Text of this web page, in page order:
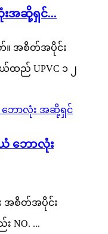
းအဆို့ရှင်...
။ အစိတ်အပိုင်း
ည် UPVC ၁ ၂
ဘောလုံး
အစိတ်အပိုင်း
NO. ...